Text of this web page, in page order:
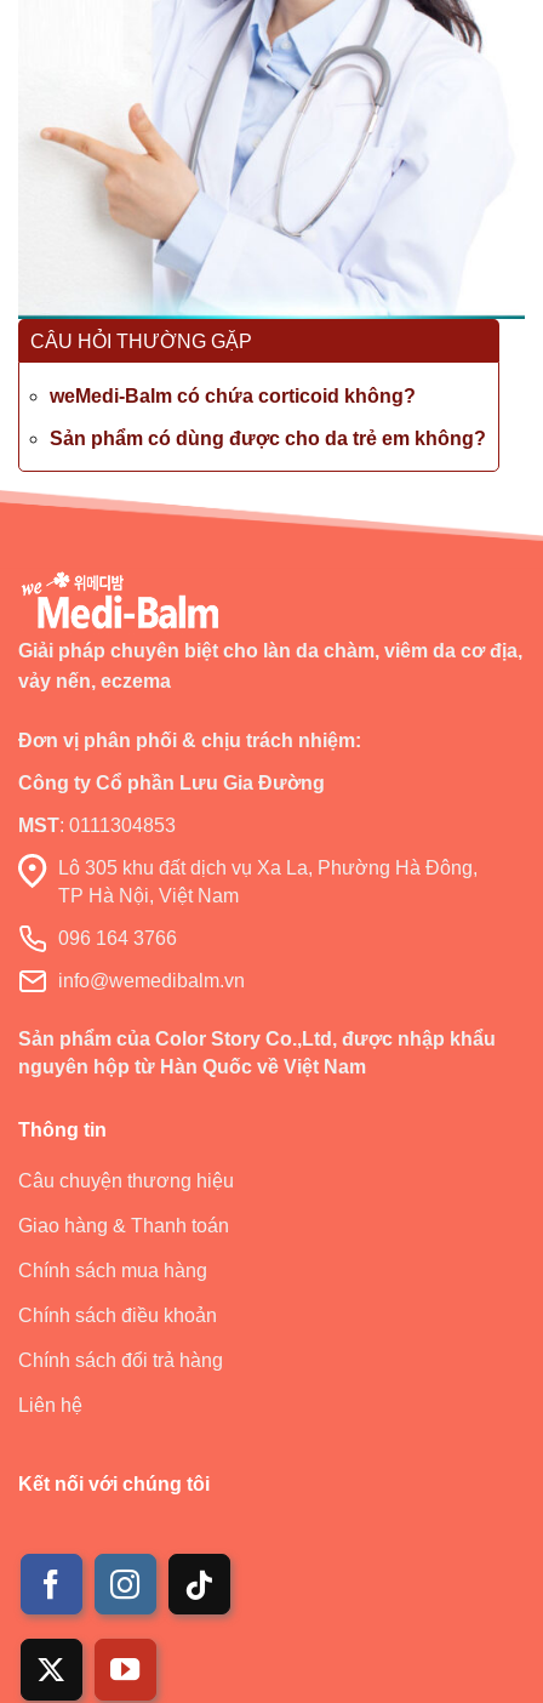
CÂU HỎI THƯỜNG GẶP
weMedi-Balm có chứa corticoid không?
Sản phẩm có dùng được cho da trẻ em không?
Giải pháp chuyên biệt cho làn da chàm, viêm da cơ địa,
vảy nến, eczema
Đơn vị phân phối & chịu trách nhiệm:
Công ty Cổ phần Lưu Gia Đường
MST: 0111304853
Lô 305 khu đất dịch vụ Xa La, Phường Hà Đông,
TP Hà Nội, Việt Nam
096 164 3766
info@wemedibalm.vn
Sản phẩm của Color Story Co.,Ltd, được nhập khẩu
nguyên hộp từ Hàn Quốc về Việt Nam
Thông tin
Câu chuyện thương hiệu
Giao hàng & Thanh toán
Chính sách mua hàng
Chính sách điều khoản
Chính sách đổi trả hàng
Liên hệ
Kết nối với chúng tôi